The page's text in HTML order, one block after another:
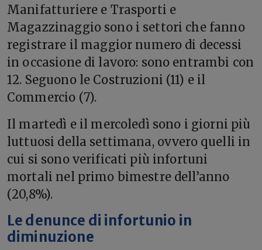
Manifatturiere e Trasporti e
Magazzinaggio sono i settori che fanno
registrare il maggior numero di decessi
in occasione di lavoro: sono entrambi con
12. Seguono le Costruzioni (11) e il
Commercio (7).
Il martedì e il mercoledì sono i giorni più
luttuosi della settimana, ovvero quelli in
cui si sono verificati più infortuni
mortali nel primo bimestre dell’anno
(20,8%).
Le denunce di infortunio in
diminuzione